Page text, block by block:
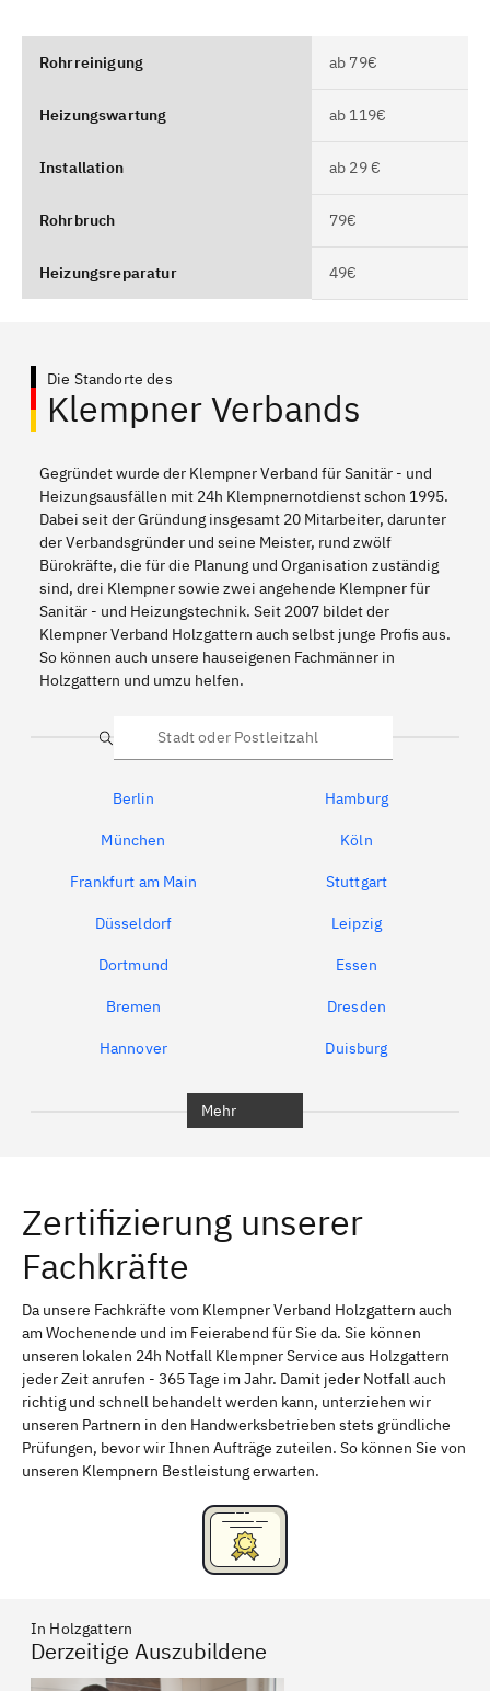
Rohrreinigung ab 79€
Heizungswartung ab 119€
Installation ab 29 €
Rohrbruch 79€
Heizungsreparatur 49€
Die Standorte des
Klempner Verbands
Gegründet wurde der Klempner Verband für Sanitär - und
Heizungsausfällen mit 24h Klempnernotdienst schon 1995.
Dabei seit der Gründung insgesamt 20 Mitarbeiter, darunter
der Verbandsgründer und seine Meister, rund zwölf
Bürokräfte, die für die Planung und Organisation zuständig
sind, drei Klempner sowie zwei angehende Klempner für
Sanitär - und Heizungstechnik. Seit 2007 bildet der
Klempner Verband Holzgattern auch selbst junge Profis aus.
So können auch unsere hauseigenen Fachmänner in
Holzgattern und umzu helfen.
Suche
Berlin Hamburg
München Köln
Frankfurt am Main Stuttgart
Düsseldorf Leipzig
Dortmund Essen
Bremen Dresden
Hannover Duisburg
Erlangen Bamberg
Bayreuth
Schweinfurt Passau
Freising Rudelsdorf, Mittelfranken
Mehr
Zertifizierung unserer
Fachkräfte
Da unsere Fachkräfte vom Klempner Verband Holzgattern auch
am Wochenende und im Feierabend für Sie da. Sie können
unseren lokalen 24h Notfall Klempner Service aus Holzgattern
jeder Zeit anrufen - 365 Tage im Jahr. Damit jeder Notfall auch
richtig und schnell behandelt werden kann, unterziehen wir
unseren Partnern in den Handwerksbetrieben stets gründliche
Prüfungen, bevor wir Ihnen Aufträge zuteilen. So können Sie von
unseren Klempnern Bestleistung erwarten.
In Holzgattern
Derzeitige Auszubildene